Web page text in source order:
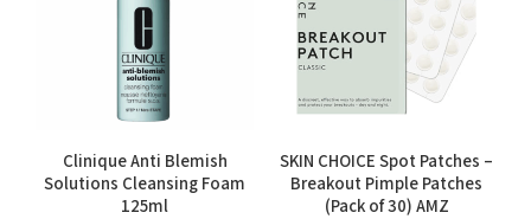
SKIN CHOICE Spot Patches –
Breakout Pimple Patches
(Pack of 30) AMZ
Clinique Anti Blemish
Solutions Cleansing Foam
125ml